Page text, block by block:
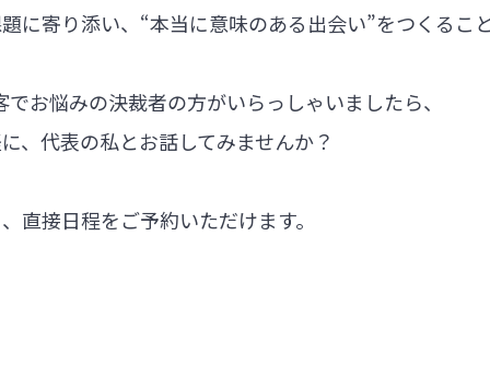
に寄り添い、“本当に意味のある出会い”をつくるこ
お悩みの決裁者の方がいらっしゃいましたら、
、代表の私とお話してみませんか？
直接日程をご予約いただけます。